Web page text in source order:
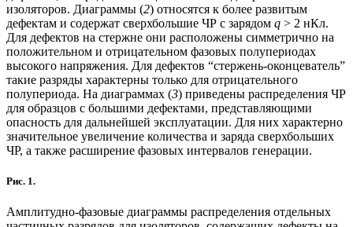
изоляторов. Диаграммы (2) относятся к более развитым
дефектам и содержат сверхбольшие ЧР с зарядом q > 2 нКл.
Для дефектов на стержне они расположены симметрично на
положительном и отрицательном фазовых полупериодах
высокого напряжения. Для дефектов “стержень-оконцеватель”
такие разряды характерны только для отрицательного
полупериода. На диаграммах (3) приведены распределения ЧР
для образцов с большими дефектами, представляющими
опасность для дальнейшей эксплуатации. Для них характерно
значительное увеличение количества и заряда сверхбольших
ЧР, а также расширение фазовых интервалов генерации.
Рис. 1.
Амплитудно-фазовые диаграммы распределения отдельных